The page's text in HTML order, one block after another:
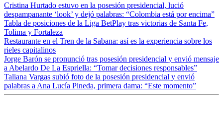
Cristina Hurtado estuvo en la posesión presidencial, lució
despampanante ‘look’ y dejó palabras: “Colombia está por encima”
Tabla de posiciones de la Liga BetPlay tras victorias de Santa Fe,
Tolima y Fortaleza
Restaurante en el Tren de la Sabana: así es la experiencia sobre los
rieles capitalinos
Jorge Barón se pronunció tras posesión presidencial y envió mensaje
a Abelardo De La Espriella: “Tomar decisiones responsables”
Taliana Vargas subió foto de la posesión presidencial y envió
palabras a Ana Lucía Pineda, primera dama: “Este momento”